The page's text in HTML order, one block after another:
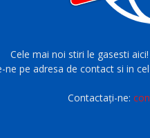
Cele mai noi stiri le gasesti
ne pe adresa de contact si in
Contactați-ne: